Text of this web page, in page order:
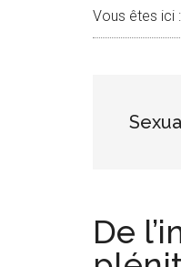
Vous êtes ici :
De